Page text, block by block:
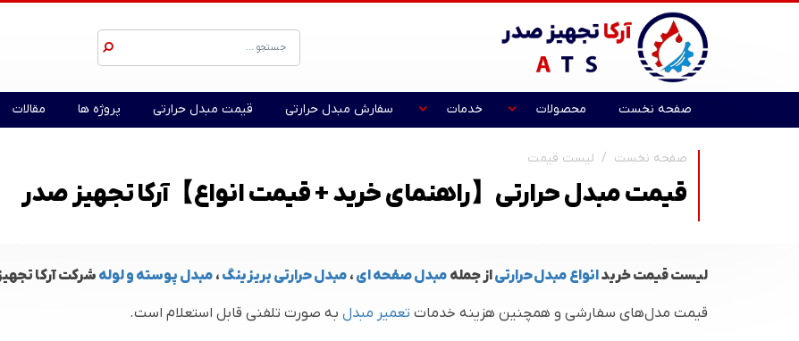
صفحه نخست محصولات خدمات سفارش مبدل حرارتی قیمت مبدل حرارتی پروژه ها مقالات
صفحه نخست لیست قیمت
قیمت مبدل حرارتی【راهنمای خرید + قیمت انواع】آرکا تجهیز صدر
لیست قیمت خریدانواع مبدل حرارتیاز جمله مبدل صفحه ای ، مبدل حرارتی بریزینگ ، مبدل پوسته و لوله شرکت آرکا
قیمت مدل‌های سفارشی و همچنین هزینه خدمات تعمیر مبدل به صورت تلفنی قابل استعلام است.